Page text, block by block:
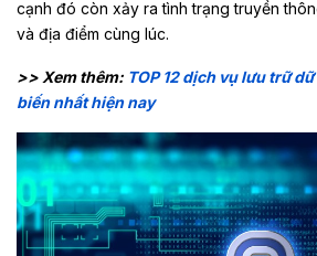
cạnh đó còn xảy ra tình trạng truyền
và địa điểm cùng lúc.
>> Xem thêm: TOP 12 dịch vụ lưu trữ
biến nhất hiện nay